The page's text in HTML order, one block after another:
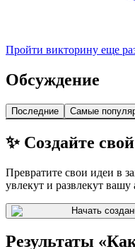
Пройти викторину еще
Обсуждение
Последние Самые
✨ Создайте
Превратите свои идеи в
увлекут и развлекут вашу
Начать
Результаты